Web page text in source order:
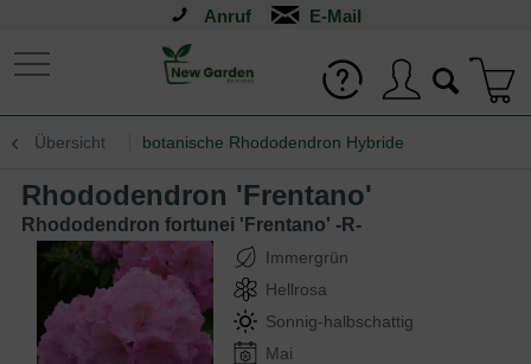
Anruf
Übersicht botanische Rhododendron Hybride
Rhododendron 'Frentano'
Rhododendron fortunei 'Frentano' -R-
Immergrün
Hellrosa
Sonnig-halbschattig
Mai